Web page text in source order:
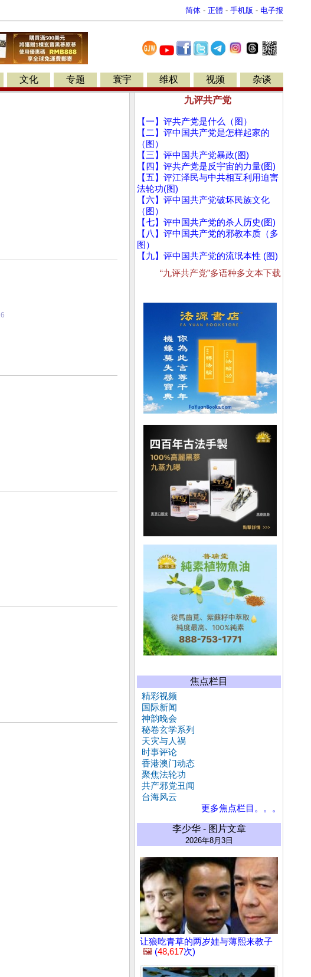
简体 - 正體 - 手机版 - 电子报
文化 专题 寰宇 维权 视频 杂谈
九评共产党
【一】评共产党是什么（图）
【二】评中国共产党是怎样起家的
（图）
【三】评中国共产党暴政(图)
【四】评共产党是反宇宙的力量(图)
【五】评江泽民与中共相互利用迫害
法轮功(图)
【六】评中国共产党破坏民族文化
（图）
【七】评中国共产党的杀人历史(图)
【八】评中国共产党的邪教本质（多
图）
【九】评中国共产党的流氓本性 (图)
“九评共产党”多语种多文本下载
焦点栏目
精彩视频
国际新闻
神韵晚会
秘卷玄学系列
天灾与人祸
时事评论
香港澳门动态
聚焦法轮功
共产邪党丑闻
台海风云
更多焦点栏目。。。
李少华 - 图片文章
2026年8月3日
让狼吃青草的两岁娃与薄熙来教子
🖼️ (48,617次)